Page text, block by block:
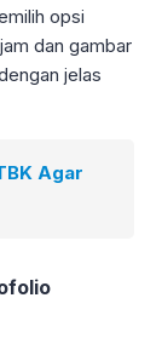
opsi
dan gambar
jelas
Agar